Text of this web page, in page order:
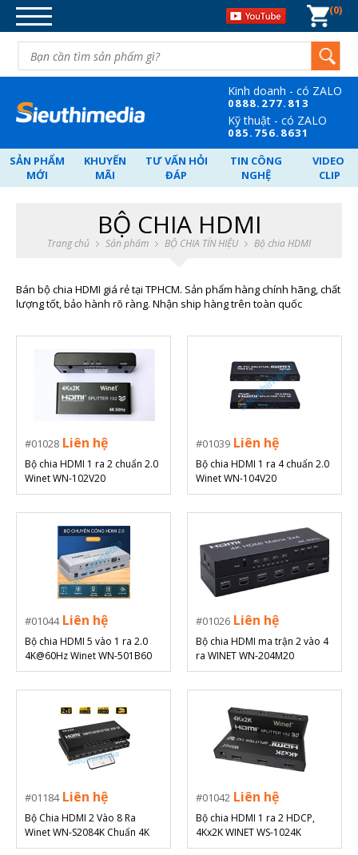
DANH MỤC SẢN PHẨM
DÂY CÁP TÍN HIỆU
BỘ CHIA TÍN HIỆU
CHUYỂN ĐỐI TÍN HIỆU
MẠNG-WIFI-MÁY TÍNH-ĐIỆN
NGUỒN POE - SWITCH - VẬT TƯ.
NGHE NHÌN-GIẢI TRÍ.
QUÀ TẶNG DOANH NGHIỆP
0
Kinh doanh - có ZALO
0888.277.813
Kỹ thuật - có ZALO
085.756.8631
SẢN PHẨM
MỚI
KHUYẾN
MÃI
TƯ VẤN HỎI
ĐÁP
TIN CÔNG
NGHỆ
VIDEO
CLIP
BỘ CHIA HDMI
Trang chủ Sản phẩm BỘ CHIA TÍN HIỆU Bộ chia HDMI
Bán bộ chia HDMI giá rẻ tại TPHCM. Sản phẩm hàng chính hãng, chất
lượng tốt, bảo hành rõ ràng. Nhận ship hàng trên toàn quốc
01028 Liên hệ
Bộ chia HDMI 1 ra 2 chuẩn 2.0
Winet WN-102V20
01039 Liên hệ
Bộ chia HDMI 1 ra 4 chuẩn 2.0
Winet WN-104V20
01044 Liên hệ
Bộ chia HDMI 5 vào 1 ra 2.0
4K@60Hz Winet WN-501B60
01026 Liên hệ
Bộ chia HDMI ma trận 2 vào 4
ra WINET WN-204M20
01184 Liên hệ
Bộ Chia HDMI 2 Vào 8 Ra
Winet WN-S2084K Chuẩn 4K
Kèm Remote
01042 Liên hệ
Bộ chia HDMI 1 ra 2 HDCP,
4Kx2K WINET WS-1024K